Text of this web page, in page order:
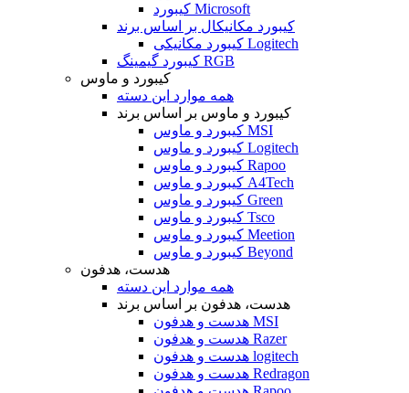
کیبورد Microsoft
کیبورد مکانیکال بر اساس برند
کیبورد مکانیکی Logitech
کیبورد گیمینگ RGB
کیبورد و ماوس
همه موارد این دسته
کیبورد و ماوس بر اساس برند
کیبورد و ماوس MSI
کیبورد و ماوس Logitech
کیبورد و ماوس Rapoo
کیبورد و ماوس A4Tech
کیبورد و ماوس Green
کیبورد و ماوس Tsco
کیبورد و ماوس Meetion
کیبورد و ماوس Beyond
هدست، هدفون
همه موارد این دسته
هدست، هدفون بر اساس برند
هدست و هدفون MSI
هدست و هدفون Razer
هدست و هدفون logitech
هدست و هدفون Redragon